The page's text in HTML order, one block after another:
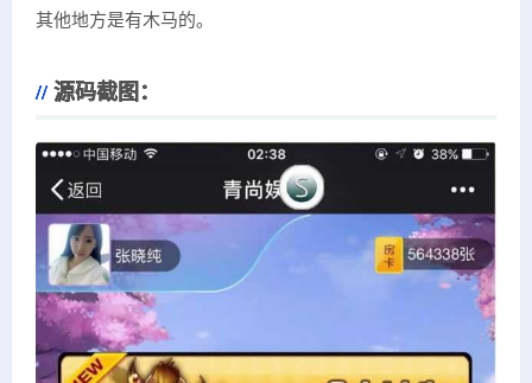
其他地方是有木马的。
源码截图：